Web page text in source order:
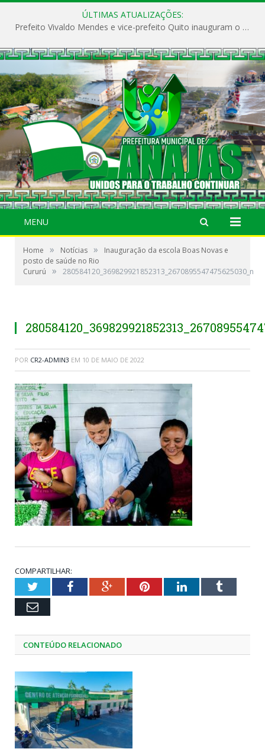
ÚLTIMAS ATUALIZAÇÕES:
Prefeito Vivaldo Mendes e vice-prefeito Quito inauguram o CAPS e fortalecem a saúde pública em Anajás.
MENU
Home » Notícias »
Inauguração da escola Boas Novas e
posto de saúde no Rio
Cururú
» 280584120_369829921852313_2670895547475625030_n
POR CR2-ADMIN3 EM 10 DE MAIO DE 2022
COMPARTILHAR:
TwitterFacebookGoogle+PinterestLinkedInTumblr
Email
CONTEÚDO RELACIONADO